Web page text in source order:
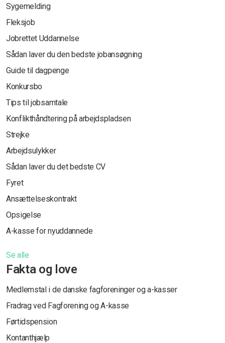
Sygemelding
Fleksjob
Jobrettet Uddannelse
Sådan laver du den bedste jobansøgning
Guide til dagpenge
Konkursbo
Tips til jobsamtale
Konflikthåndtering på arbejdspladsen
Strejke
Arbejdsulykker
Sådan laver du det bedste CV
Fyret
Ansættelseskontrakt
Opsigelse
A-kasse for nyuddannede
Se alle
Fakta og love
Medlemstal i de danske fagforeninger og a-kasser
Fradrag ved Fagforening og A-kasse
Førtidspension
Kontanthjælp